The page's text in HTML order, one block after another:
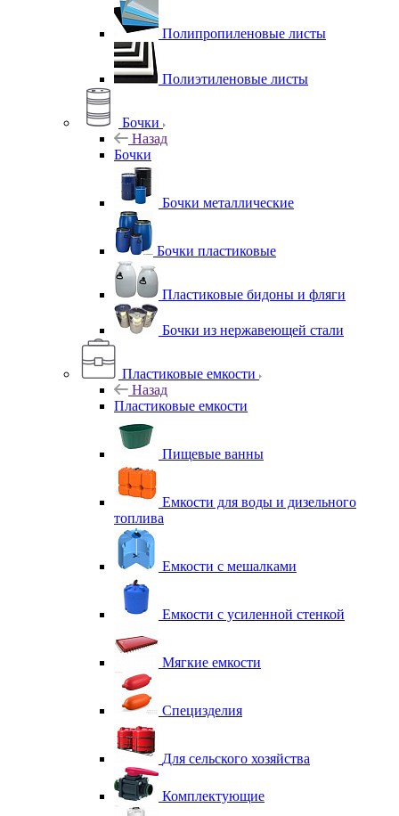
Полипропиленовые листы
Полиэтиленовые листы
Бочки
Назад
Бочки
Бочки металлические
Бочки пластиковые
Пластиковые бидоны и фляги
Бочки из нержавеющей стали
Пластиковые емкости
Назад
Пластиковые емкости
Пищевые ванны
Емкости для воды и дизельного
топлива
Емкости с мешалками
Емкости с усиленной стенкой
Мягкие емкости
Специзделия
Для сельского хозяйства
Комплектующие